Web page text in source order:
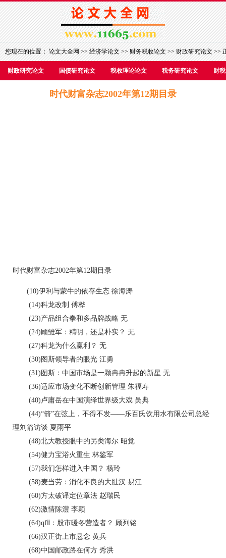
您现在的位置：论文大全网>>经济学论文>>财务税收论文>>财政研究论文>>
财政研究论文 国债研究论文 税收理论论文 税务研究论文 财
时代财富杂志2002年第12期目录
时代财富杂志2002年第12期目录
(10)伊利与蒙牛的依存生态 徐海涛
(14)科龙改制 傅桦
(23)产品组合拳和多品牌战略 无
(24)顾雏军：精明，还是朴实？ 无
(27)科龙为什么赢利？ 无
(30)图斯领导者的眼光 江勇
(31)图斯：中国市场是一颗冉冉升起的新星 无
(36)适应市场变化不断创新管理 朱福寿
(40)卢庸岳在中国演绎世界级大戏 吴典
(44)“箭”在弦上，不得不发——乐百氏饮用水有限公司总经
理刘箭访谈 夏雨平
(48)北大教授眼中的另类海尔 昭觉
(54)健力宝浴火重生 林鉴军
(57)我们怎样进入中国？ 杨玲
(58)麦当劳：消化不良的大肚汉 易江
(60)方太破译定位章法 赵瑞民
(62)激情陈澧 李颖
(64)qfⅱ：股市暖冬营造者？ 顾列铭
(66)汉正街上市悬念 黄兵
(68)中国邮政路在何方 秀洪